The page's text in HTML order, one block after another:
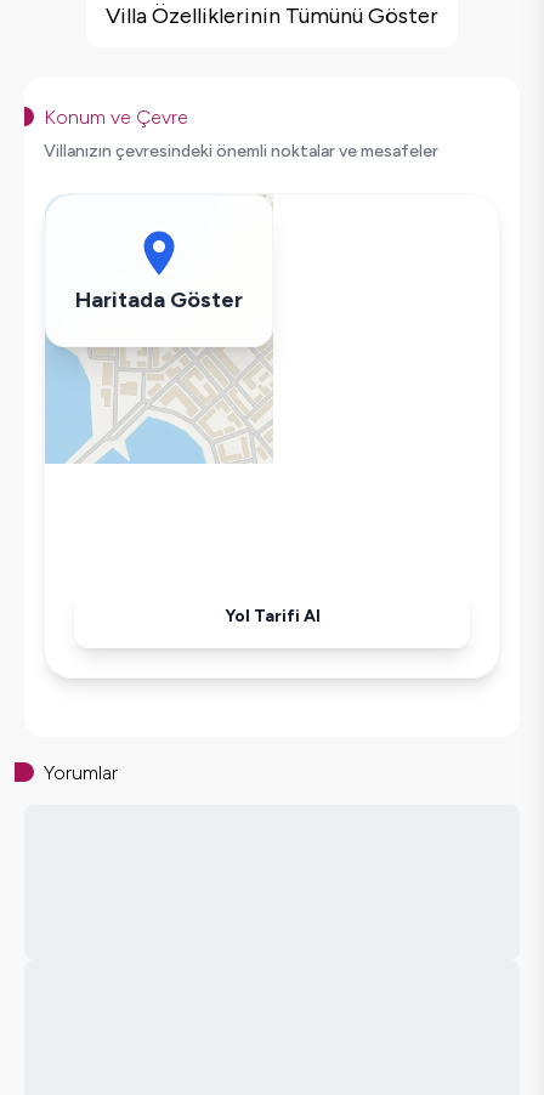
Barbekü
Saç Kurutma Makinası
Bulaşık Makinesi
Buzdolabı
Mikrodalga
Kettle
Havuz-Bahçe Bakımı
Villa Özelliklerinin Tümünü Göster
Konum ve Çevre
Villanızın çevresindeki önemli noktalar ve mesafeler
Haritada Göster
Yol Tarifi Al
Yorumlar